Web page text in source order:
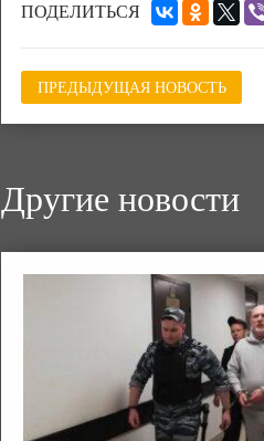
ПОДЕЛИТЬСЯ
ПРЕДЫДУЩАЯ НОВОСТЬ
Другие новости